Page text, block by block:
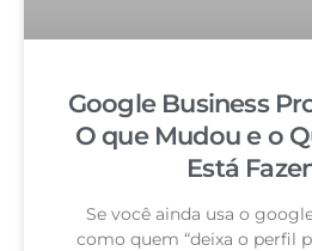
Google Business
O que Mudou e o
Está
Se você ainda usa o
como quem “deixa o perfil